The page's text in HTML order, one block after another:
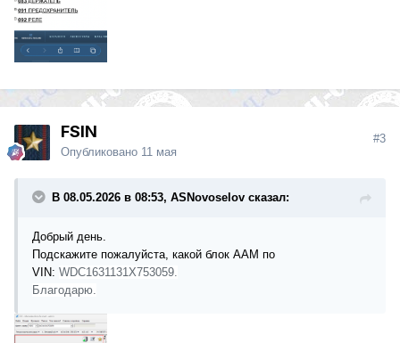
FSIN
Опубликовано 11 мая
#3
В 08.05.2026 в 08:53, ASNovoselov сказал:
Добрый день.
Подскажите пожалуйста, какой блок ААМ по
VIN: WDC1631131X753059.
Благодарю.